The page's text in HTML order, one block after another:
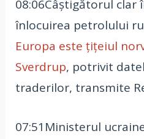
08:06Câştigătorul clar
înlocuirea petrolului
Europa este ţiţeiul
Sverdrup, potrivit
traderilor, transmite
07:51Ministerul